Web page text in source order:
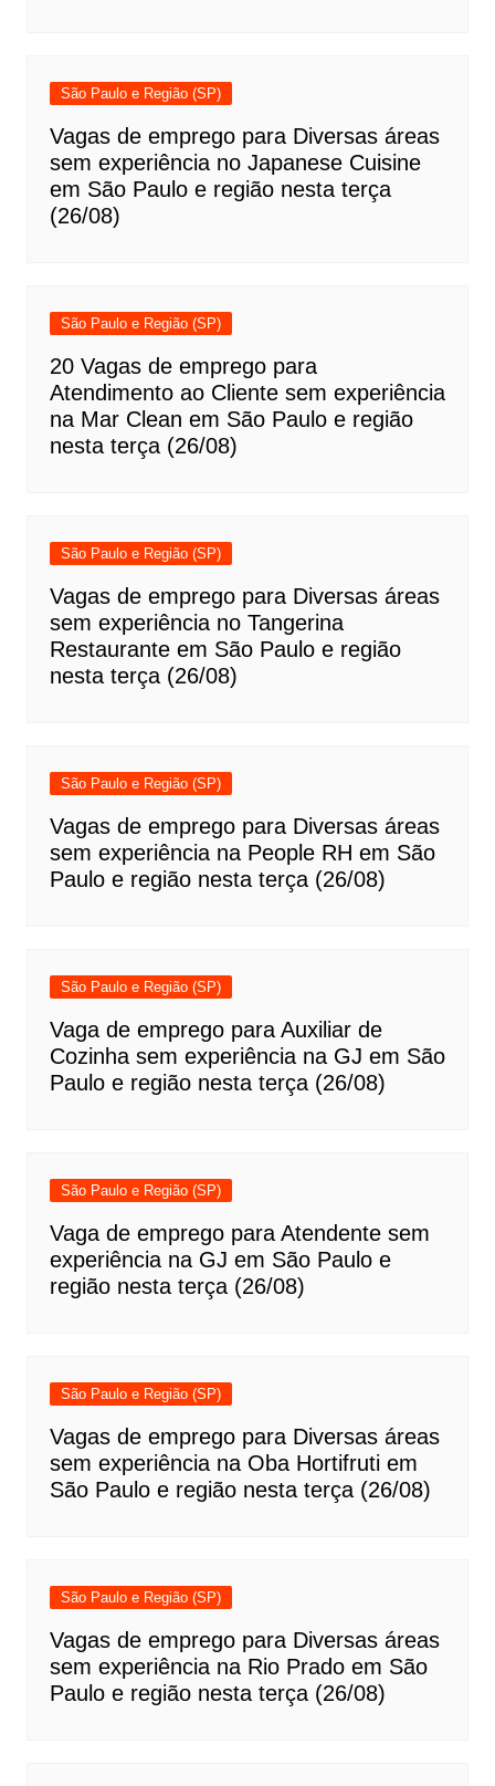
São Paulo e Região (SP)
Vagas de emprego para Diversas áreas
sem experiência no Japanese Cuisine
em São Paulo e região nesta terça
(26/08)
São Paulo e Região (SP)
20 Vagas de emprego para
Atendimento ao Cliente sem experiência
na Mar Clean em São Paulo e região
nesta terça (26/08)
São Paulo e Região (SP)
Vagas de emprego para Diversas áreas
sem experiência no Tangerina
Restaurante em São Paulo e região
nesta terça (26/08)
São Paulo e Região (SP)
Vagas de emprego para Diversas áreas
sem experiência na People RH em São
Paulo e região nesta terça (26/08)
São Paulo e Região (SP)
Vaga de emprego para Auxiliar de
Cozinha sem experiência na GJ em São
Paulo e região nesta terça (26/08)
São Paulo e Região (SP)
Vaga de emprego para Atendente sem
experiência na GJ em São Paulo e
região nesta terça (26/08)
São Paulo e Região (SP)
Vagas de emprego para Diversas áreas
sem experiência na Oba Hortifruti em
São Paulo e região nesta terça (26/08)
São Paulo e Região (SP)
Vagas de emprego para Diversas áreas
sem experiência na Rio Prado em São
Paulo e região nesta terça (26/08)